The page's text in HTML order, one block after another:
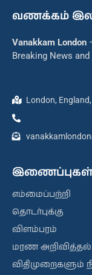
வணக்கம்
Vanakkam London
Breaking News
London,
இணைப்புகள்
எம்மைப்பற்றி
தொடர்புக்கு
விளம்பரம்
மரண அறிவித்தல்
விதிமுறைகளும்